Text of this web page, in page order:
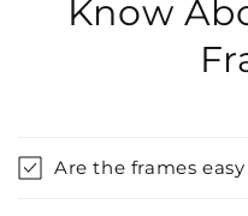
Know
Are the frames